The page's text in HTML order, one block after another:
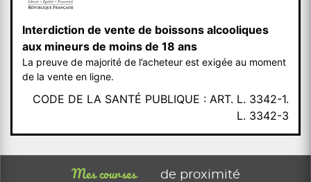
Interdiction de vente de boissons alcooliques
aux mineurs de moins de 18 ans
La preuve de majorité de l’acheteur est exigée au moment
de la vente en ligne.
CODE DE LA SANTÉ PUBLIQUE : ART. L. 3342-1.
L. 3342-3
Mes courses de proximité